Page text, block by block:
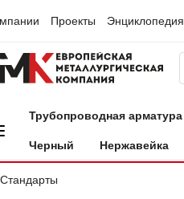
Проекты Энциклопедия
Трубопроводная арматура
Черный Нержавейка
Стандарты